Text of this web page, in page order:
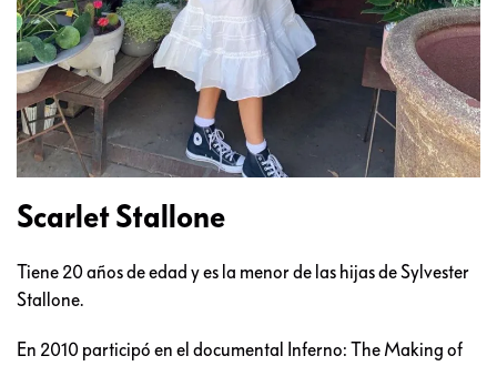
Scarlet Stallone
Tiene 20 años de edad y es la menor de las hijas de Sylvester
Stallone.
En 2010 participó en el documental Inferno: The Making of